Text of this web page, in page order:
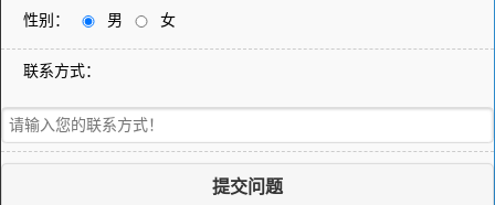
性别： 男 女
联系方式：
提交问题